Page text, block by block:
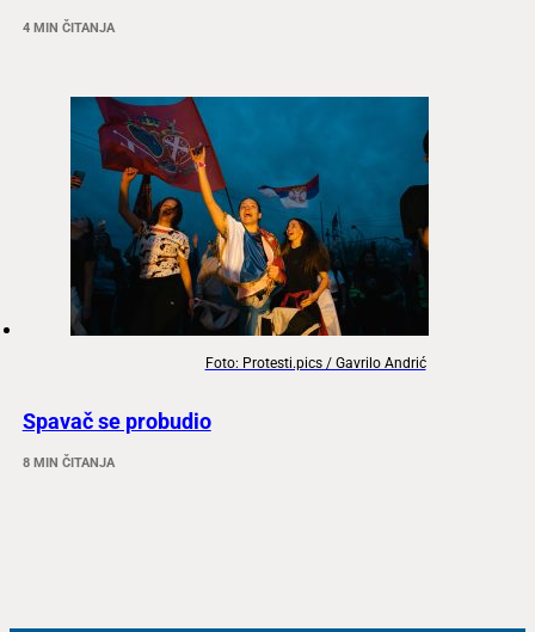
4 MIN ČITANJA
Foto: Protesti.pics / Gavrilo Andrić
Spavač se probudio
8 MIN ČITANJA